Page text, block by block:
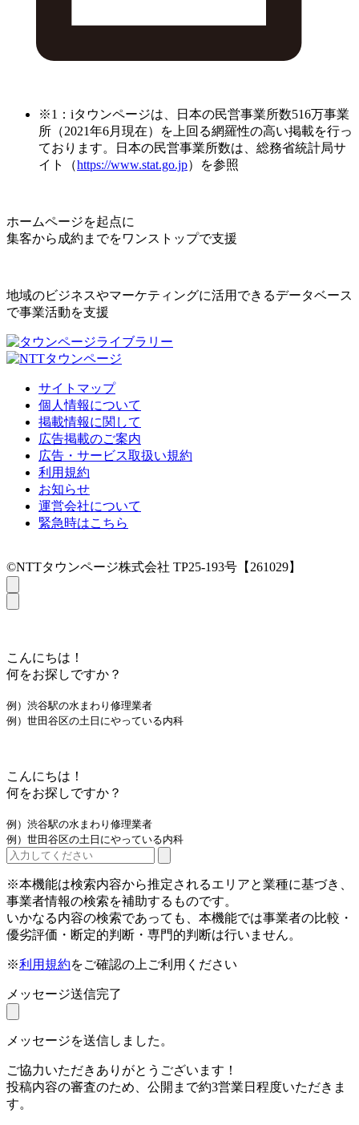
※1：iタウンページは、日本の民営事業所数516万事業
所（2021年6月現在）を上回る網羅性の高い掲載を行っ
ております。日本の民営事業所数は、総務省統計局サ
イト（https://www.stat.go.jp）を参照
ホームページを起点に
集客から成約までをワンストップで支援
地域のビジネスやマーケティングに活用できるデータベース
で事業活動を支援
サイトマップ
個人情報について
掲載情報に関して
広告掲載のご案内
広告・サービス取扱い規約
利用規約
お知らせ
運営会社について
緊急時はこちら
©NTTタウンページ株式会社 TP25-193号【261029】
こんにちは！
何をお探しですか？
例）渋谷駅の水まわり修理業者
例）世田谷区の土日にやっている内科
こんにちは！
何をお探しですか？
例）渋谷駅の水まわり修理業者
例）世田谷区の土日にやっている内科
※本機能は検索内容から推定されるエリアと業種に基づき、
事業者情報の検索を補助するものです。
いかなる内容の検索であっても、本機能では事業者の比較・
優劣評価・断定的判断・専門的判断は行いません。
※利用規約をご確認の上ご利用ください
メッセージ送信完了
メッセージを送信しました。
ご協力いただきありがとうございます！
投稿内容の審査のため、公開まで約3営業日程度いただきま
す。